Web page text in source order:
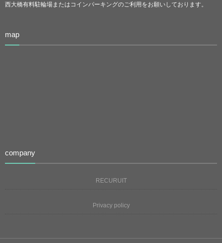
西大橋有料駐輪場またはコインパーキングのご利用をお願いしております。
map
company
RECURUIT
Privacy policy